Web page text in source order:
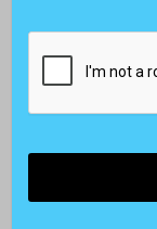
TOP 3